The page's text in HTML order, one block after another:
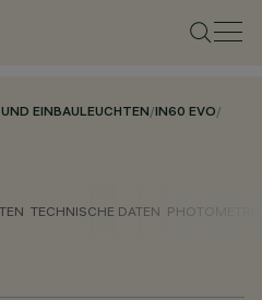
EINBAULEUCHTEN/IN60 EVO/
TECHNISCHE DATEN